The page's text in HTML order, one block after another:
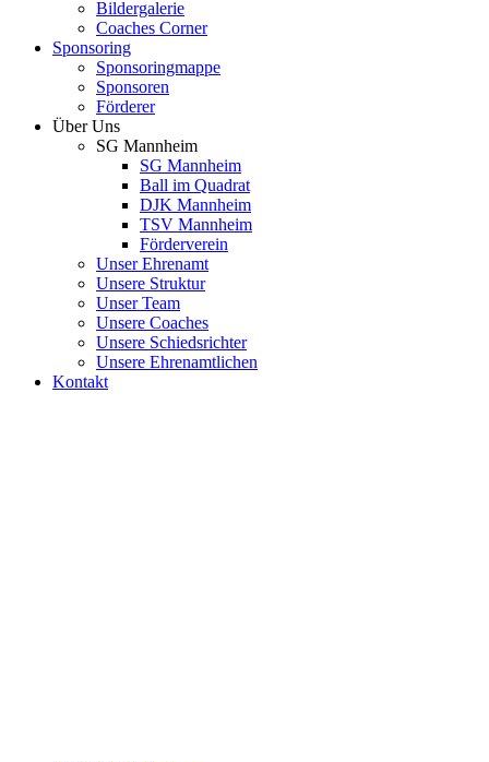
Bildergalerie
Coaches Corner
Sponsoring
Sponsoringmappe
Sponsoren
Förderer
Über Uns
SG Mannheim
SG Mannheim
Ball im Quadrat
DJK Mannheim
TSV Mannheim
Förderverein
Unser Ehrenamt
Unsere Struktur
Unser Team
Unsere Coaches
Unsere Schiedsrichter
Unsere Ehrenamtlichen
Kontakt